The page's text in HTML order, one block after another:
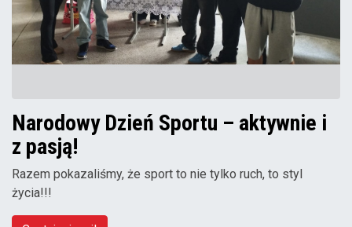
Narodowy Dzień Sportu – aktywnie i
z pasją!
Razem pokazaliśmy, że sport to nie tylko ruch, to styl
życia!!!